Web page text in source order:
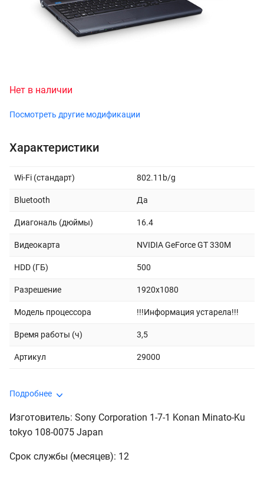
Нет в наличии
Посмотреть другие модификации
Характеристики
Wi-Fi (стандарт) 802.11b/g
Bluetooth Да
Диагональ (дюймы) 16.4
Видеокарта NVIDIA GeForce GT 330M
HDD (ГБ) 500
Разрешение 1920x1080
Модель процессора !!!Информация устарела!!!
Время работы (ч) 3,5
Артикул 29000
Подробнее
Изготовитель: Sony Corporation 1-7-1 Konan Minato-Ku
tokyo 108-0075 Japan
Срок службы (месяцев): 12